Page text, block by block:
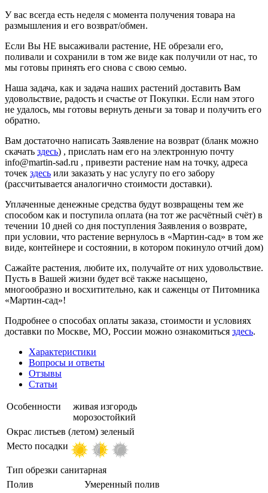
У вас всегда есть неделя с момента получения товара на
размышления и его возврат/обмен.
Если Вы НЕ высаживали растение, НЕ обрезали его,
поливали и сохранили в том же виде как получили от нас, то
мы готовы принять его снова с свою семью.
Наша задача, как и задача наших растений доставить Вам
удовольствие, радость и счастье от Покупки. Если нам этого
не удалось, мы готовы вернуть деньги за товар и получить его
обратно.
Вам достаточно написать Заявление на возврат (бланк можно
скачать здесь) , прислать нам его на электронную почту
info@martin-sad.ru , привезти растение нам на точку, адреса
точек здесь или заказать у нас услугу по его забору
(рассчитывается аналогично стоимости доставки).
Уплаченные денежные средства будут возвращены тем же
способом как и поступила оплата (на тот же расчётный счёт) в
течении 10 дней со дня поступления Заявления о возврате,
при условии, что растение вернулось в «Мартин-сад» в том же
виде, контейнере и состоянии, в котором покинуло отчий дом)
Сажайте растения, любите их, получайте от них удовольствие.
Пусть в Вашей жизни будет всё также насыщено,
многообразно и восхитительно, как и саженцы от Питомника
«Мартин-сад»!
Подробнее о способах оплаты заказа, стоимости и условиях
доставки по Москве, МО, России можно ознакомиться здесь.
Характеристики
Вопросы и ответы
Отзывы
Статьи
Особенности
живая изгородь
морозостойкий
Окрас листьев (летом) зеленый
Место посадки
Тип обрезки санитарная
Полив
Умеренный полив